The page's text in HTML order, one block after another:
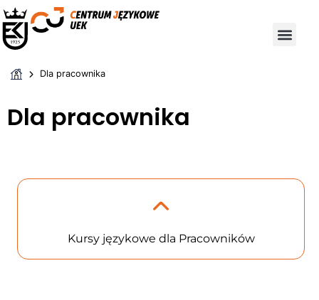
Dla pracownika
Dla pracownika
Kursy językowe dla Pracowników